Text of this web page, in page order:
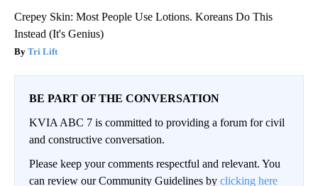
Crepey Skin: Most People Use Lotions. Koreans Do This
Instead (It's Genius)
Tri Lift
BE PART OF THE CONVERSATION
KVIA ABC 7 is committed to providing a forum for civil
and constructive conversation.
Please keep your comments respectful and relevant. You
can review our Community Guidelines by clicking here